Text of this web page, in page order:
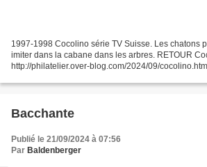
1997-1998 Cocolino série TV Suisse. Les chatons
imiter dans la cabane dans les arbres. RETOUR
http://philatelier.over-blog.com/2024/09/
dessins-animes.html...
Bacchante
Publié le 21/09/2024 à 07:56
Par Baldenberger